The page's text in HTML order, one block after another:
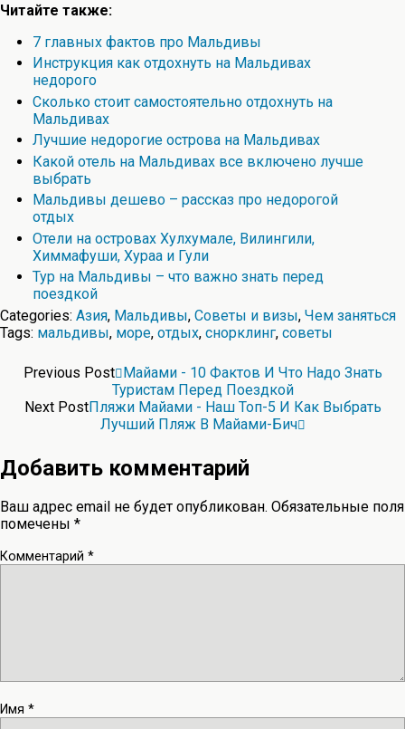
Читайте также:
7 главных фактов про Мальдивы
Инструкция как отдохнуть на Мальдивах
недорого
Сколько стоит самостоятельно отдохнуть на
Мальдивах
Лучшие недорогие острова на Мальдивах
Какой отель на Мальдивах все включено лучше
выбрать
Мальдивы дешево – рассказ про недорогой
отдых
Отели на островах Хулхумале, Вилингили,
Химмафуши, Хураа и Гули
Тур на Мальдивы – что важно знать перед
поездкой
Categories: Азия, Мальдивы, Советы и визы, Чем заняться
Tags: мальдивы, море, отдых, снорклинг, советы
Previous Post Майами - 10 Фактов И Что Надо Знать
Туристам Перед Поездкой
Next PostПляжи Майами - Наш Топ-5 И Как Выбрать
Лучший Пляж В Майами-Бич
Добавить комментарий
Ваш адрес email не будет опубликован. Обязательные поля
помечены *
Комментарий *
Имя *